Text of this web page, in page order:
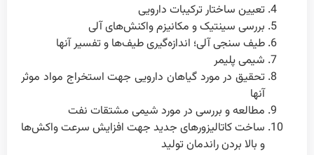
تعیین ساختار ترکیبات دارویی
بررسی سینتیک و مکانیزم واکنش‌های آلی
طیف سنجی آلی؛ اندازه‌گیری طیف‌ها و تفسیر آنها
شیمی پلیمر
تحقیق در مورد گیاهان دارویی جهت استخراج مواد موثر
آنها
مطالعه و بررسی در مورد شیمی مشتقات نفت
ساخت کاتالیزورهای جدید جهت افزایش سرعت واکش‌ها
و بالا بردن راندمان تولید